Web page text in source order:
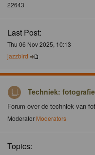
22643
Last Post:
Thu 06 Nov 2025, 10:13
jazzbird
Techniek:
Forum over de techniek van
Moderator Moderators
Topics: